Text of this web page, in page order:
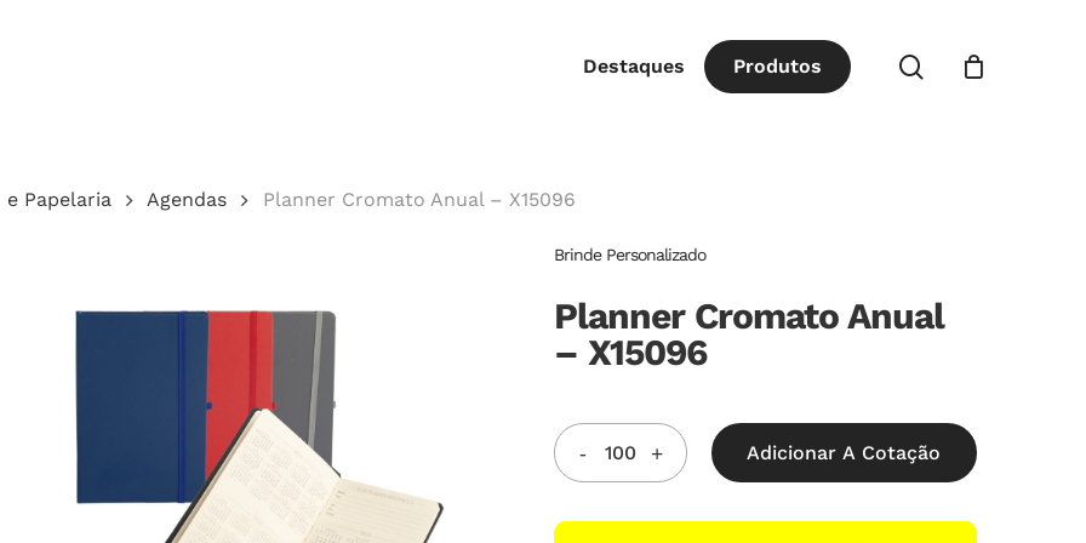
Destaques Produtos procurar
Papelaria Agendas Planner Cromato Anual – X15096
Brinde Personalizado
Planner Cromato Anual
– X15096
Adicionar A Cotação